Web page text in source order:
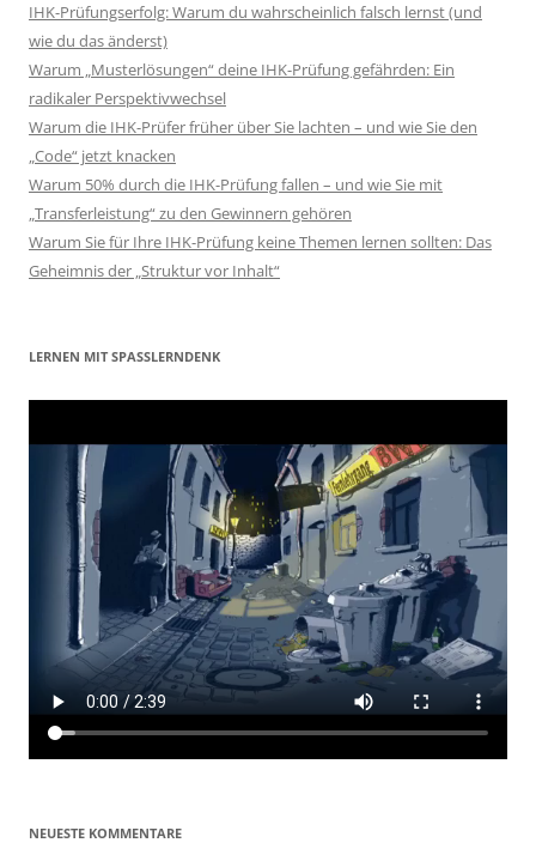
IHK-Prüfungserfolg: Warum du wahrscheinlich falsch lernst (und
wie du das änderst)
Warum „Musterlösungen“ deine IHK-Prüfung gefährden: Ein
radikaler Perspektivwechsel
Warum die IHK-Prüfer früher über Sie lachten – und wie Sie den
„Code“ jetzt knacken
Warum 50% durch die IHK-Prüfung fallen – und wie Sie mit
„Transferleistung“ zu den Gewinnern gehören
Warum Sie für Ihre IHK-Prüfung keine Themen lernen sollten: Das
Geheimnis der „Struktur vor Inhalt“
LERNEN MIT SPASSLERNDENK
NEUESTE KOMMENTARE